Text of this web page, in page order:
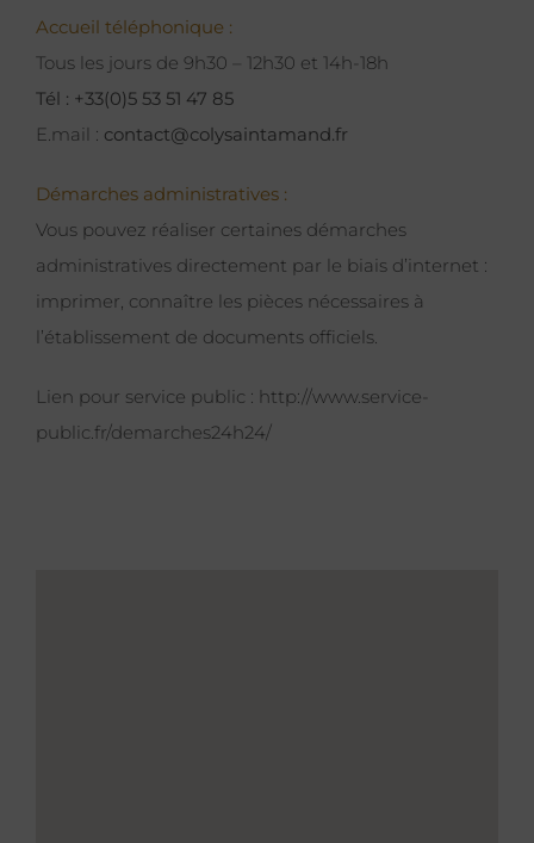
Accueil téléphonique :
Tous les jours de 9h30 – 12h30 et 14h-18h
Tél : +33(0)5 53 51 47 85
E.mail : contact@colysaintamand.fr
Démarches administratives :
Vous pouvez réaliser certaines démarches
administratives directement par le biais d’internet :
imprimer, connaître les pièces nécessaires à
l’établissement de documents officiels.
Lien pour service public : http://www.service-
public.fr/demarches24h24/